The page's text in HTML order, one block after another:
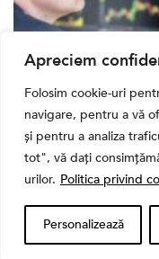
Apreciem
Folosim cookie-uri
navigare, pentru a vă
și pentru a analiza
tot", vă dați
urilor. Politica privind
Personalizează
Banii tăi
Când vinzi o
întemeiate și 4